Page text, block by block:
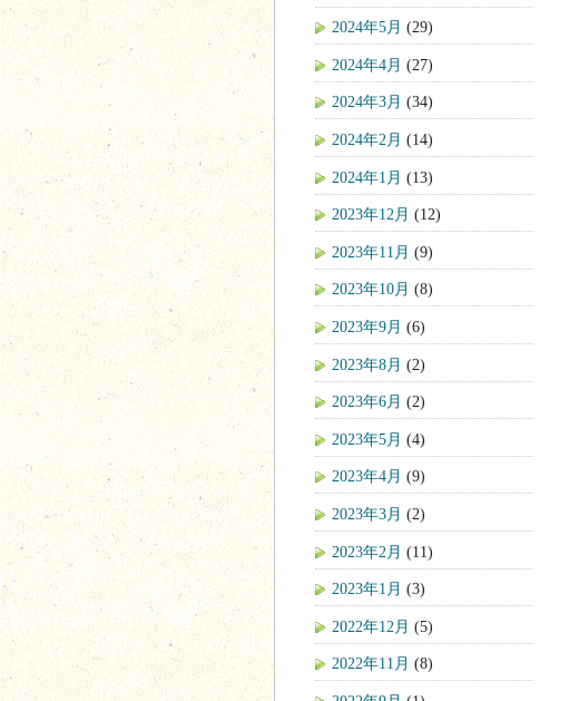
2024年5月 (29)
2024年4月 (27)
2024年3月 (34)
2024年2月 (14)
2024年1月 (13)
2023年12月 (12)
2023年11月 (9)
2023年10月 (8)
2023年9月 (6)
2023年8月 (2)
2023年6月 (2)
2023年5月 (4)
2023年4月 (9)
2023年3月 (2)
2023年2月 (11)
2023年1月 (3)
2022年12月 (5)
2022年11月 (8)